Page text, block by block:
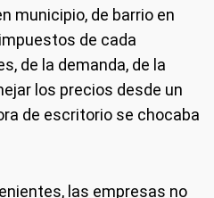
municipio, de barrio en
de cada
de la demanda, de la
los precios desde un
de escritorio se chocaba
las empresas no